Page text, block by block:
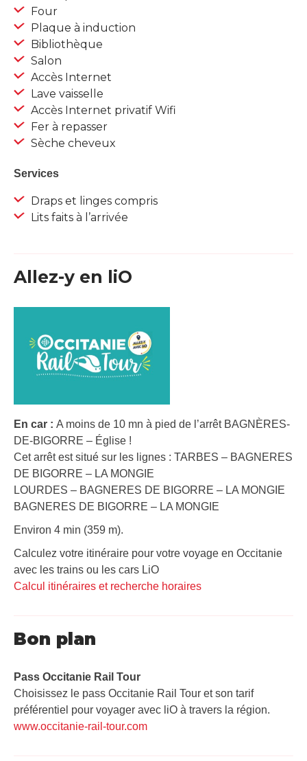
Four
Plaque à induction
Bibliothèque
Salon
Accès Internet
Lave vaisselle
Accès Internet privatif Wifi
Fer à repasser
Sèche cheveux
Services
Draps et linges compris
Lits faits à l’arrivée
Allez-y en liO
En car : A moins de 10 mn à pied de l’arrêt BAGNÈRES-
DE-BIGORRE – Église !
Cet arrêt est situé sur les lignes : TARBES – BAGNERES
DE BIGORRE – LA MONGIE
LOURDES – BAGNERES DE BIGORRE – LA MONGIE
BAGNERES DE BIGORRE – LA MONGIE
Environ 4 min (359 m).
Calculez votre itinéraire pour votre voyage en Occitanie
avec les trains ou les cars LiO
Calcul itinéraires et recherche horaires
Bon plan
Pass Occitanie Rail Tour​
Choisissez le pass Occitanie Rail Tour et son tarif
préférentiel pour voyager avec liO à travers la région.
www.occitanie-rail-tour.com